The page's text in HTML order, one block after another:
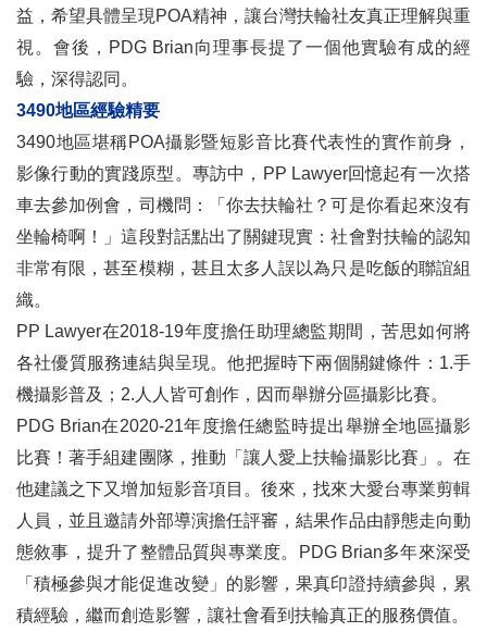
益，希望具體呈現POA精神，讓台灣扶輪社友真正理解與重
視。會後，PDG Brian向理事長提了一個他實驗有成的經
驗，深得認同。
3490地區經驗精要
3490地區堪稱POA攝影暨短影音比賽代表性的實作前身，
影像行動的實踐原型。專訪中，PP Lawyer回憶起有一次搭
車去參加例會，司機問：「你去扶輪社？可是你看起來沒有
坐輪椅啊！」這段對話點出了關鍵現實：社會對扶輪的認知
非常有限，甚至模糊，甚且太多人誤以為只是吃飯的聯誼組
織。
PP Lawyer在2018-19年度擔任助理總監期間，苦思如何將
各社優質服務連結與呈現。他把握時下兩個關鍵條件：1.手
機攝影普及；2.人人皆可創作，因而舉辦分區攝影比賽。
PDG Brian在2020-21年度擔任總監時提出舉辦全地區攝影
比賽！著手組建團隊，推動「讓人愛上扶輪攝影比賽」。在
他建議之下又增加短影音項目。後來，找來大愛台專業剪輯
人員，並且邀請外部導演擔任評審，結果作品由靜態走向動
態敘事，提升了整體品質與專業度。PDG Brian多年來深受
「積極參與才能促進改變」的影響，果真印證持續參與，累
積經驗，繼而創造影響，讓社會看到扶輪真正的服務價值。